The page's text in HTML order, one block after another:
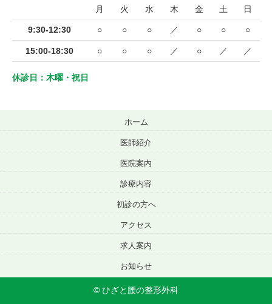
月 火 水 木 金 土 日
9:30-12:30 ○ ○ ○ ／ ○ ○ ○
15:00-18:30 ○ ○ ○ ／ ○ ／ ／
休診日：木曜・祝日
ホーム
医師紹介
医院案内
診療内容
初診の方へ
アクセス
求人案内
お知らせ
© ひざと腰の整形外科